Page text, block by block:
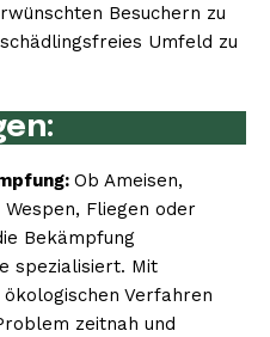
Besuchern zu
Umfeld zu
Ob Ameisen,
Fliegen oder
Bekämpfung
spezialisiert. Mit
Verfahren
zeitnah und